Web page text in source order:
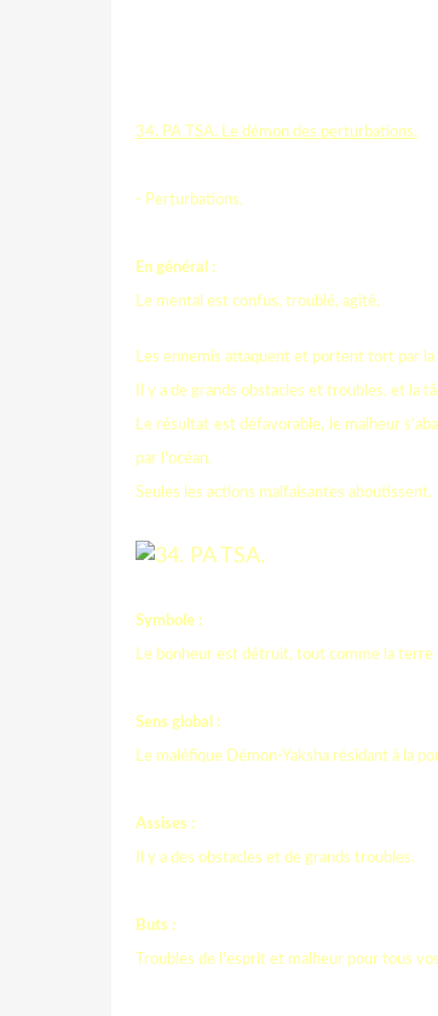
34. PA TSA. Le démon des perturbations.
- Perturbations.
En général :
Le mental est confus, troublé, agité.
Les ennemis attaquent et portent tort par
Il y a de grands obstacles et troubles, et la
Le résultat est défavorable, le malheur
par l'océan.
Seules les actions malfaisantes aboutissent.
Symbole :
Le bonheur est détruit, tout comme la terre
Sens global :
Le maléfique Démon-Yaksha résidant à la
Assises :
Il y a des obstacles et de grands troubles.
Buts :
Troubles de l'esprit et malheur pour tous